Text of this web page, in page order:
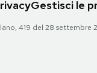
Gestisci le
419 del 28 settembre